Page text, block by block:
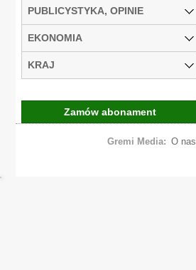
PUBLICYSTYKA, OPINIE
EKONOMIA
KRAJ
Zamów abonament
Gremi Media: O nas